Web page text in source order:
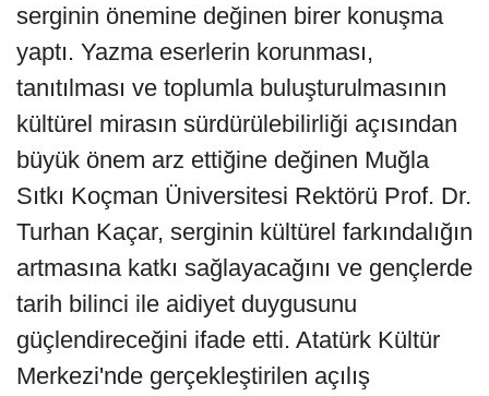
serginin önemine değinen birer konuşma
yaptı. Yazma eserlerin korunması,
tanıtılması ve toplumla buluşturulmasının
kültürel mirasın sürdürülebilirliği açısından
büyük önem arz ettiğine değinen Muğla
Sıtkı Koçman Üniversitesi Rektörü Prof. Dr.
Turhan Kaçar, serginin kültürel farkındalığın
artmasına katkı sağlayacağını ve gençlerde
tarih bilinci ile aidiyet duygusunu
güçlendireceğini ifade etti. Atatürk Kültür
Merkezi'nde gerçekleştirilen açılış